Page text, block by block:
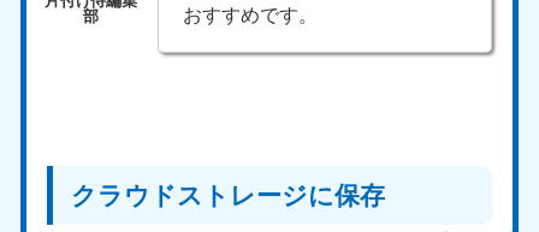
おすすめです。
クラウドストレージに保存